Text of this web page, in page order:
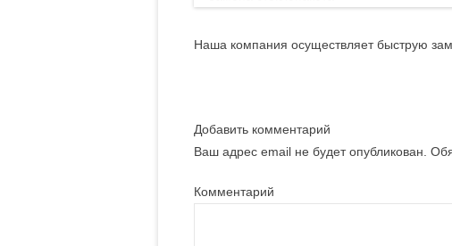
Наша компания осуществляет быструю
Добавить комментарий
Ваш адрес email не будет опубликован.
Комментарий